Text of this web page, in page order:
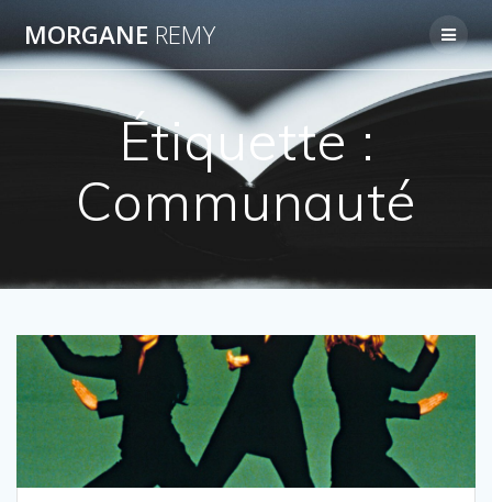
MORGANE REMY
Étiquette :
Communauté